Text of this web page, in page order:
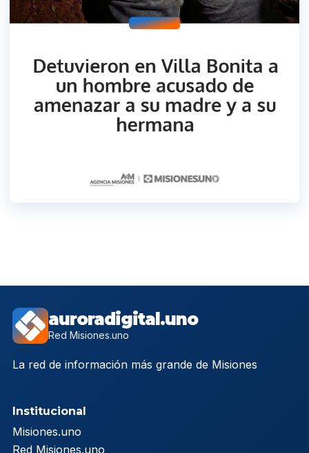
auroradigital.uno
Red Misiones.uno
La red de información más grande de Misiones
Institucional
Misiones.uno
Red Misiones.uno